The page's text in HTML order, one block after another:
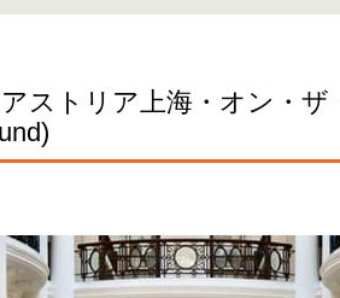
ストリア上海・オン・ザ